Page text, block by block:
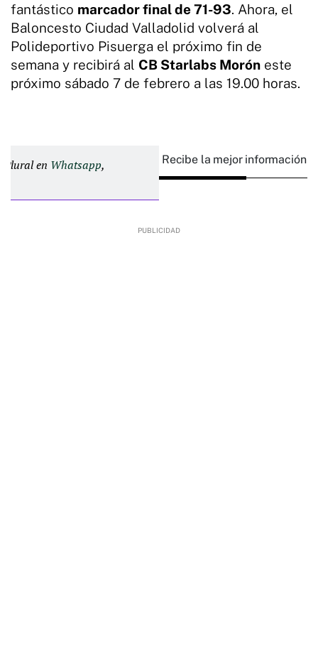
fantástico marcador final de 71-93. Ahora, el
Baloncesto Ciudad Valladolid volverá al
Polideportivo Pisuerga el próximo fin de
semana y recibirá al CB Starlabs Morón este
próximo sábado 7 de febrero a las 19.00 horas.
Plural en Whatsapp, Recibe la mejor información